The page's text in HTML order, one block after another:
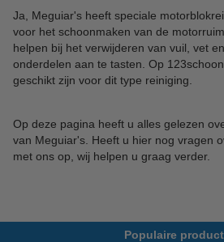
Ja, Meguiar's heeft speciale
voor het schoonmaken van de
helpen bij het verwijderen van vuil, vet
onderdelen aan te tasten. Op
geschikt zijn voor dit type reiniging.
Op deze pagina heeft u alles gelezen
van Meguiar's. Heeft u hier nog vragen
met ons op, wij helpen u graag verder.
Populaire